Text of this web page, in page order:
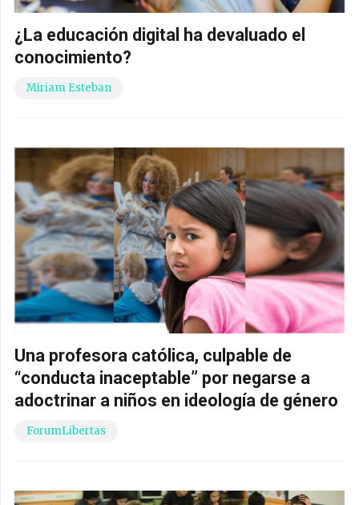
¿La educación digital ha devaluado el
conocimiento?
Miriam Esteban
Una profesora católica, culpable de
“conducta inaceptable” por negarse a
adoctrinar a niños en ideología de género
ForumLibertas